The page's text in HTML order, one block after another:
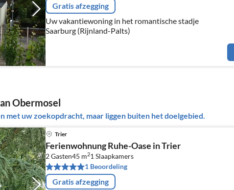
Gratis afzegging
Uw vakantiewoning in het romantische stadje
Saarburg (Rijnland-Palts)
Obermosel
met uw zoekopdracht, maar liggen buiten het doelgebied.
Trier
Ferienwohnung Ruhe-Oase in Trier
2 Gasten45 m21 Slaapkamers
1 Beoordeling
Gratis afzegging